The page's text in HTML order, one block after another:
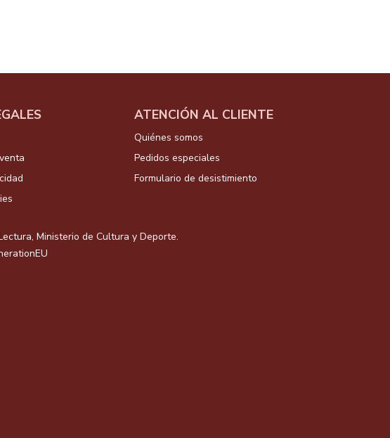
ATENCIÓN AL CLIENTE
Quiénes somos
Pedidos especiales
Formulario de desistimiento
Ministerio de Cultura y Deporte.